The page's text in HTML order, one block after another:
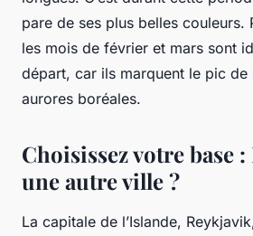
pare de ses plus belles couleurs.
les mois de février et mars sont
départ, car ils marquent le pic de
aurores boréales.
Choisissez votre base
une autre ville ?
La capitale de l’Islande, Reykjavik